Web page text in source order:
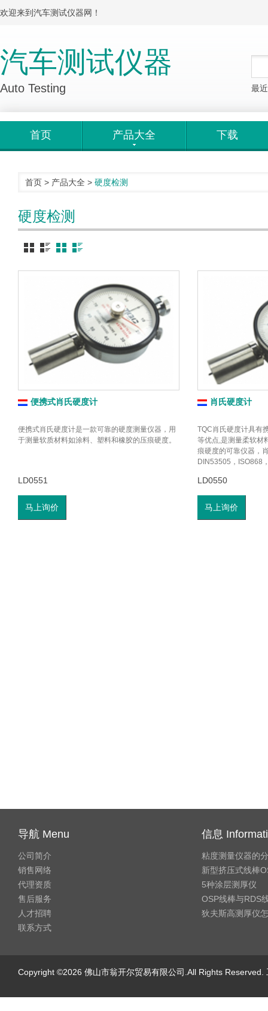
欢迎来到汽车测试仪器网！
汽车测试仪器
Auto Testing 最
首页 产品大全 下载
首页 > 产品大全 > 硬度检测
硬度检测
便携式肖氏硬度计
便携式肖氏硬度计是一款可靠的硬度测量仪器，用
于测量软质材料如涂料、塑料和橡胶的压痕硬度。
LD0551
马上询价
肖氏硬度计
TQC肖氏硬度计具有
等优点,是测量柔软材
痕硬度的可靠仪器，
DIN53505，ISO868
LD0550
马上询价
导航 Menu
公司简介
销售网络
代理资质
售后服务
人才招聘
联系方式
信息
粘度测量仪器的
新型挤压式线棒
5种涂层测厚仪
OSP线棒与RDS
狄夫斯高测厚仪
Copyright ©2026 佛山市翁开尔贸易有限公司.All Rights Reserved.